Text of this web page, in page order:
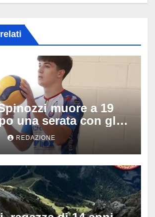
muore a 19
una serata con gli
dello
senza frenata
REDAZIONE